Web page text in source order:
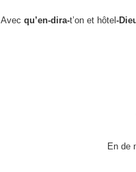
Avec qu’en-dira-t’on et hôtel -
En de